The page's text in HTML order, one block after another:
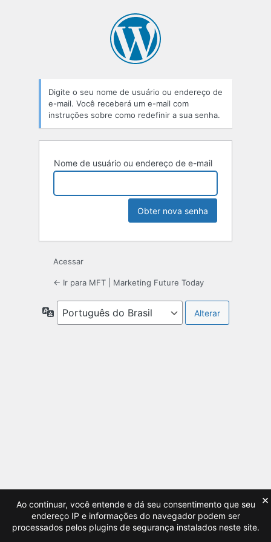
Digite o seu nome de usuário ou endereço de
e-mail. Você receberá um e-mail com
instruções sobre como redefinir a sua senha.
Nome de usuário ou endereço de e-mail
Acessar
← Ir para MFT | Marketing Future Today
Idioma
Ao continuar, você entende e dá seu consentimento que seu
endereço IP e informações do navegador podem ser
processados pelos plugins de segurança instalados neste site.
×